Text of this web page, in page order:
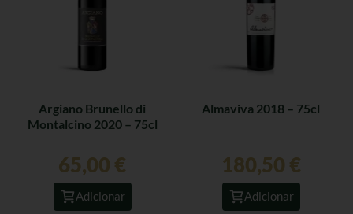
Argiano Brunello di
Montalcino 2020 – 75cl
65,00 €
Adicionar
Almaviva 2018 – 75cl
180,50 €
Adicionar